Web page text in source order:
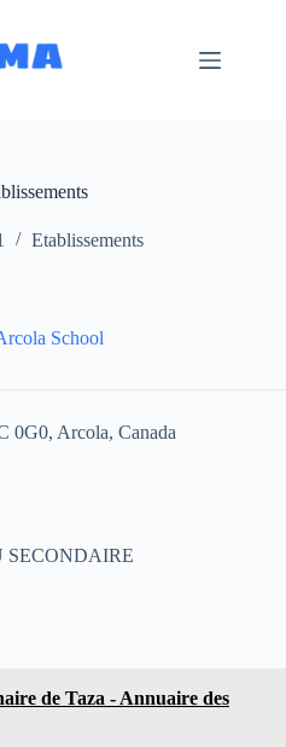
Etablissements
School
0G0, Arcola, Canada
SECONDAIRE
de Taza - Annuaire des